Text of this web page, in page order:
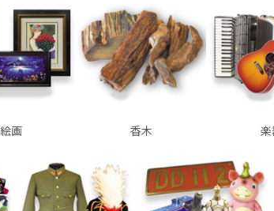
絵画 香木